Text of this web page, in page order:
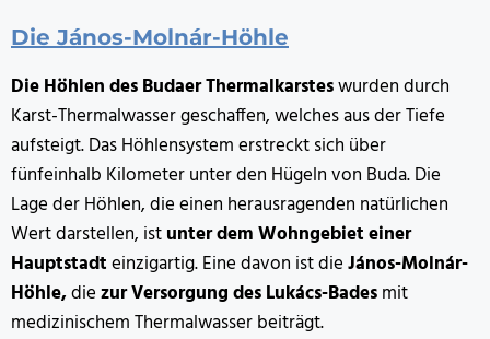
Die János-Molnár-Höhle
Die Höhlen des Budaer Thermalkarsteswurden durch
Karst-Thermalwasser geschaffen, welches aus der Tiefe
aufsteigt. Das Höhlensystem erstreckt sich über
fünfeinhalb Kilometer unter den Hügeln von Buda. Die
Lage der Höhlen, die einen herausragenden natürlichen
Wert darstellen, istunter dem Wohngebiet einer
Hauptstadteinzigartig. Eine davon ist dieJános-Molnár-
Höhle,diezur Versorgung des Lukács-Badesmit
medizinischem Thermalwasser beiträgt.